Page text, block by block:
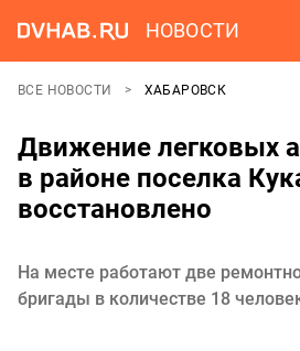
НОВОСТИ
ВСЕ НОВОСТИ ХАБАРОВСК
Движение легковых
в районе поселка
восстановлено
На месте работают две
бригады в количестве 18